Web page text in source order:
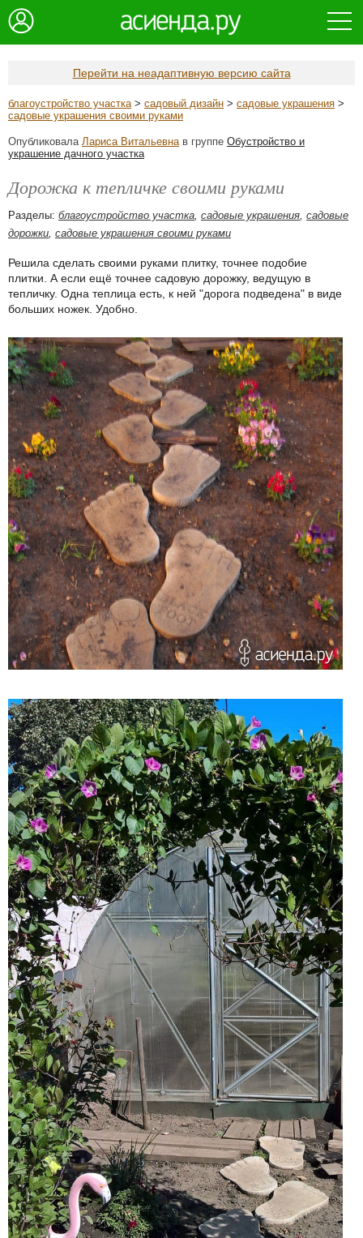
Перейти на неадаптивную версию сайта
благоустройство участка> садовый дизайн > садовые украшения >
садовые украшения своими руками
Опубликовала Лариса Витальевнав группе Обустройство и
украшение дачного участка
Дорожка к тепличке своими руками
Разделы: благоустройство участка, садовые украшения, садовые
дорожки, садовые украшения своими руками
Решила сделать своими руками плитку, точнее подобие
плитки. А если ещё точнее садовую дорожку, ведущую в
тепличку. Одна теплица есть, к ней "дорога подведена" в виде
больших ножек. Удобно.